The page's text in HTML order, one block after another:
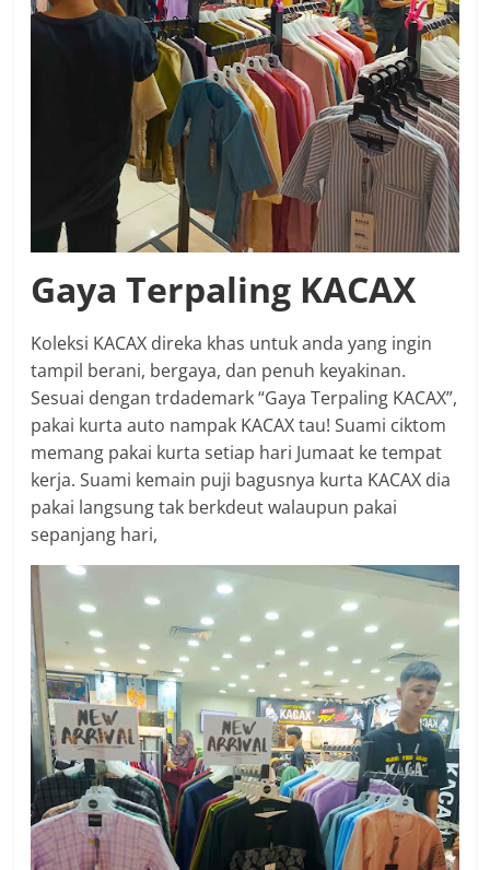
Gaya Terpaling KACAX
Koleksi KACAX direka khas untuk anda yang ingin
tampil berani, bergaya, dan penuh keyakinan.
Sesuai dengan trdademark “Gaya Terpaling KACAX”,
pakai kurta auto nampak KACAX tau! Suami ciktom
memang pakai kurta setiap hari Jumaat ke tempat
kerja. Suami kemain puji bagusnya kurta KACAX dia
pakai langsung tak berkdeut walaupun pakai
sepanjang hari,